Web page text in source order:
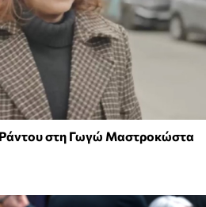
Ράντου στη Γωγώ Μαστροκώστα